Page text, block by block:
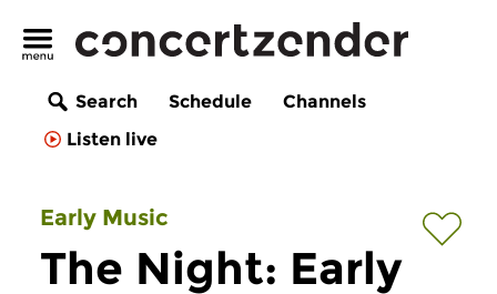
Search Schedule
Channels
Listen live
Early Music
The Night: Early